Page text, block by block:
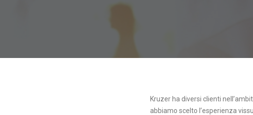
Kruzer ha diversi clienti
abbiamo scelto l’esperienza